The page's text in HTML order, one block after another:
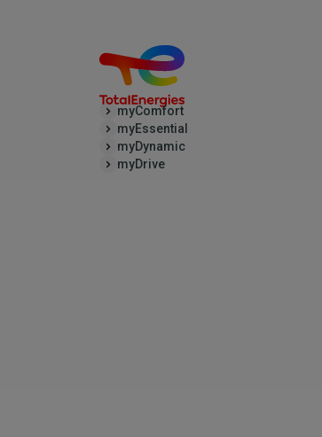
myComfort
myEssential
myDynamic
myDrive